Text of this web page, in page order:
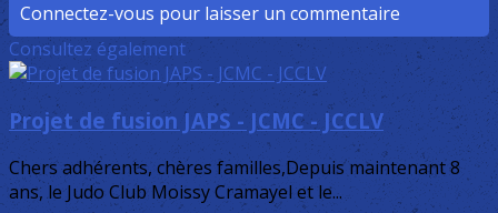
Connectez-vous pour laisser un commentaire
Consultez également
Projet de fusion JAPS - JCMC - JCCLV
Chers adhérents, chères familles,Depuis maintenant 8
ans, le Judo Club Moissy Cramayel et le...